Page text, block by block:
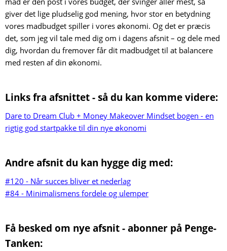
giver det lige pludselig god mening, hvor stor en betydning
vores madbudget spiller i vores økonomi. Og det er præcis
det, som jeg vil tale med dig om i dagens afsnit – og dele med
dig, hvordan du fremover får dit madbudget til at balancere
med resten af din økonomi.
Links fra afsnittet - så du kan komme videre:
Dare to Dream Club + Money Makeover Mindset bogen - en
rigtig god startpakke til din nye økonomi
Andre afsnit du kan hygge dig med:
#120 - Når succes bliver et nederlag
#84 - Minimalismens fordele og ulemper
Få besked om nye afsnit - abonner på Penge-
Tanken: